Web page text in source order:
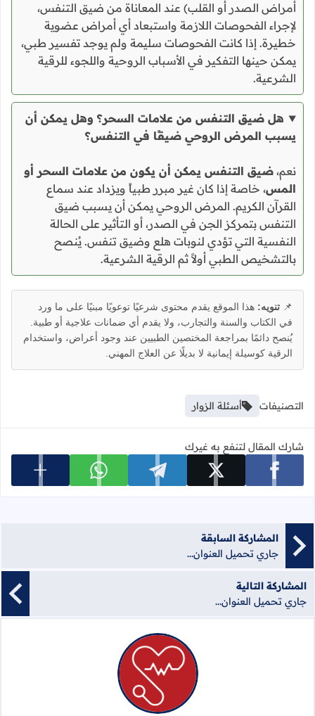
أمراض الصدر أو القلب) عند المعاناة من ضيق التنفس،
لإجراء الفحوصات اللازمة واستبعاد أي أمراض عضوية
خطيرة. إذا كانت الفحوصات سليمة ولم يوجد تفسير طبي،
يمكن حينها التفكير في الأسباب الروحية واللجوء للرقية
الشرعية.
هل ضيق التنفس من علامات السحر؟ وهل يمكن أن
يسبب المرض الروحي ضيقًا في التنفس؟
نعم، ضيق التنفس يمكن أن يكون من علامات السحر أو
المس، خاصة إذا كان غير مبرر طبياً ويزداد عند سماع
القرآن الكريم. المرض الروحي يمكن أن يسبب ضيق
التنفس بتمركز الجن في الصدر، أو التأثير على الحالة
النفسية التي تؤدي لنوبات هلع وضيق تنفس. يُنصح
بالتشخيص الطبي أولاً ثم الرقية الشرعية.
📌 تنويه: هذا الموقع يقدم محتوى شرعيًا توعويًا مبنيًا على ما ورد
في الكتاب والسنة والتجارب، ولا يقدم أي ضمانات علاجية أو طبية.
يُنصح دائمًا بمراجعة المختصين الطبيين عند وجود أعراض، واستخدام
الرقية كوسيلة إيمانية لا بديلًا عن العلاج المهني.
التصنيفات أسئلة الزوار
شارك المقال لتنفع به غيرك
شارك على facebook شارك على x شارك على telegram شارك على whatsapp عرض
المشاركة السابقة
جاري تحميل العنوان...
المشاركة التالية
جاري تحميل العنوان...